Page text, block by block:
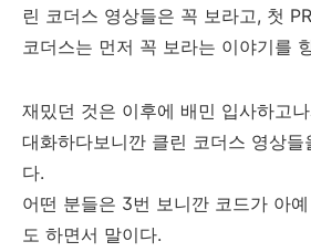
린 코더스 영상들은 꼭 보라고, 첫
코더스는 먼저 꼭 보라는 이야기를
재밌던 것은 이후에 배민 입사하고
대화하다보니깐 클린 코더스 영상들
다.
어떤 분들은 3번 보니깐 코드가 아
도 하면서 말이다.